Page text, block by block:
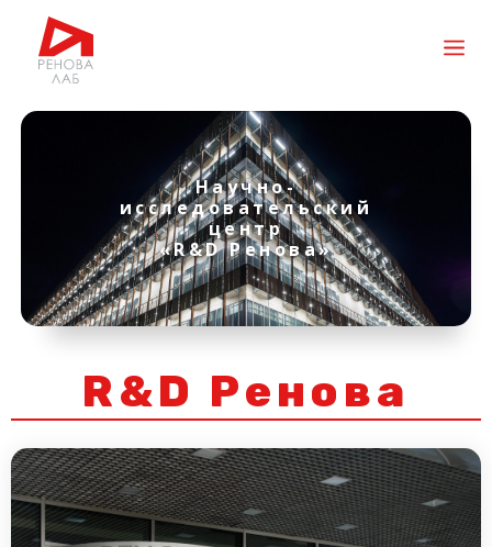
Научно-
исследовательский
центр
«R&D Ренова»
R&D Ренова